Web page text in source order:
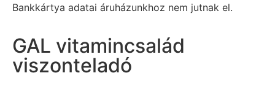
Bankkártya adatai áruházunkhoz nem jutnak el.
GAL vitamincsalád
viszonteladó